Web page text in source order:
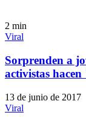
2 min
Viral
Sorprenden a
activistas
13 de junio de 2017
Viral